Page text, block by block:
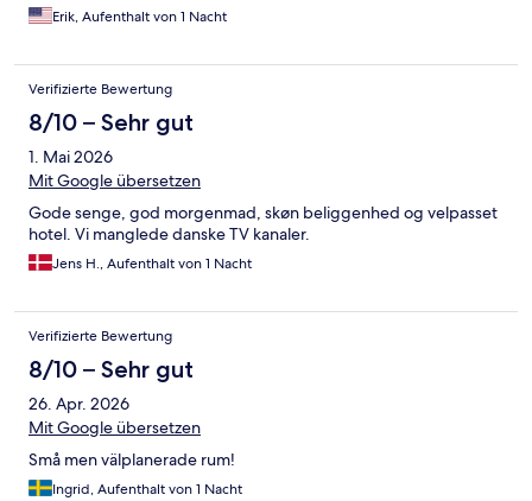
Erik, Aufenthalt von 1 Nacht
Verifizierte Bewertung
8/10 – Sehr gut
1. Mai 2026
Mit Google übersetzen
Gode senge, god morgenmad, skøn beliggenhed og velpasset
hotel. Vi manglede danske TV kanaler.
Jens H., Aufenthalt von 1 Nacht
Verifizierte Bewertung
8/10 – Sehr gut
26. Apr. 2026
Mit Google übersetzen
Små men välplanerade rum!
Ingrid, Aufenthalt von 1 Nacht